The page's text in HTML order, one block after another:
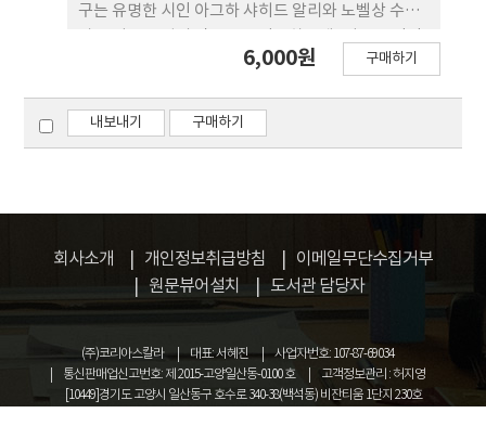
구는 유명한 시인 아그하 샤히드 알리와 노벨상 수상
의 시집인 『우체국 없는 나라』와『아라라트』에
수의 심오한 영향을 탐구한다. 이 논문은 이들의 시적
천재성을 분석하고 비교함으로써 이 두 명의 뛰어난
리와 글뤽가 어떻게 향수를 통해 충격적인 경험과 싸
우기 위해 그들이 소중히 여겼던 기억들의 거시적 세
계를 창조해내는지를 보다 심층적으로 분석한다. 그
러나 이 탐구를 통해 우리는 인간의 경험과 시의 예술
을 형성하는 데 있어 이들 주제의 지속적인 힘을 더 깊
이 이해한다.
6,000원 구매하기
내보내기 구매하기
회사소개 개인정보취급방침
이메일무단수집거부
원문뷰어설치
도서관 담당자
(주)코리아스칼라 대표: 서혜진
사업자번호: 107-87-69034
통신판매업신고번호: 제 2015-고양일산동-0100 호
고객정보관리 : 허지영
[10449]경기도 고양시 일산동구 호수로 340-38(백석동) 비잔티움 1단지 230호